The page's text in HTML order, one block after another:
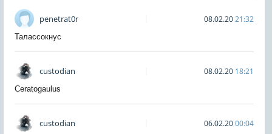
penetrat0r 08.02.2021:32
Талассокнус
custodian 08.02.20 18:21
Ceratogaulus
custodian 06.02.2000:04